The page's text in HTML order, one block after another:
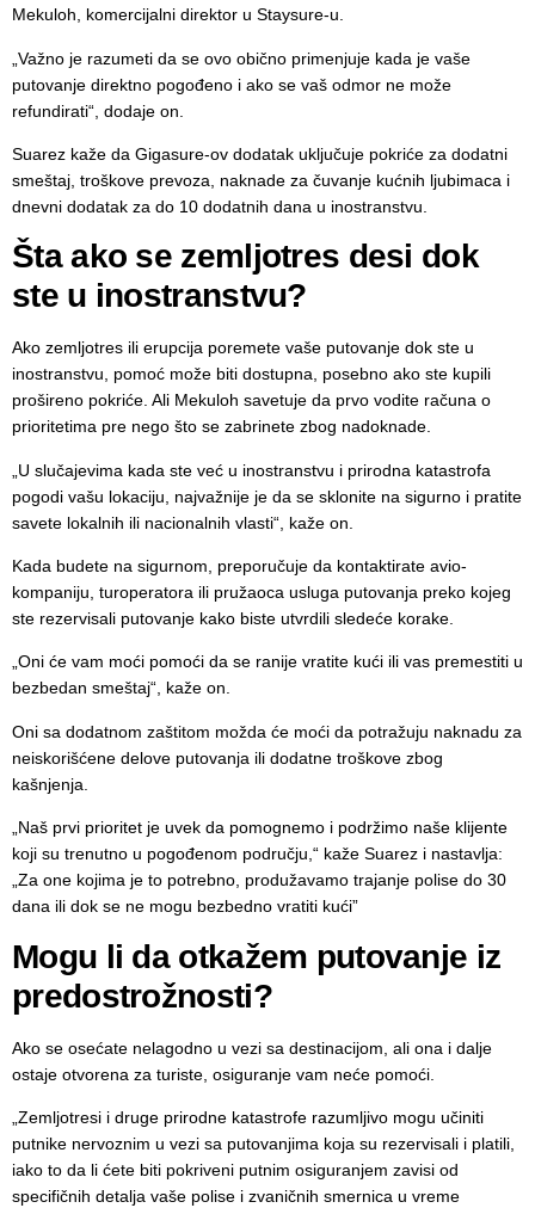
Mekuloh, komercijalni direktor u Staysure-u.
„Važno je razumeti da se ovo obično primenjuje kada je vaše
putovanje direktno pogođeno i ako se vaš odmor ne može
refundirati“, dodaje on.
Suarez kaže da Gigasure-ov dodatak uključuje pokriće za dodatni
smeštaj, troškove prevoza, naknade za čuvanje kućnih ljubimaca i
dnevni dodatak za do 10 dodatnih dana u inostranstvu.
Šta ako se zemljotres desi dok
ste u inostranstvu?
Ako zemljotres ili erupcija poremete vaše putovanje dok ste u
inostranstvu, pomoć može biti dostupna, posebno ako ste kupili
prošireno pokriće. Ali Mekuloh savetuje da prvo vodite računa o
prioritetima pre nego što se zabrinete zbog nadoknade.
„U slučajevima kada ste već u inostranstvu i prirodna katastrofa
pogodi vašu lokaciju, najvažnije je da se sklonite na sigurno i pratite
savete lokalnih ili nacionalnih vlasti“, kaže on.
Kada budete na sigurnom, preporučuje da kontaktirate avio-
kompaniju, turoperatora ili pružaoca usluga putovanja preko kojeg
ste rezervisali putovanje kako biste utvrdili sledeće korake.
„Oni će vam moći pomoći da se ranije vratite kući ili vas premestiti u
bezbedan smeštaj“, kaže on.
Oni sa dodatnom zaštitom možda će moći da potražuju naknadu za
neiskorišćene delove putovanja ili dodatne troškove zbog
kašnjenja.
„Naš prvi prioritet je uvek da pomognemo i podržimo naše klijente
koji su trenutno u pogođenom području,“ kaže Suarez i nastavlja:
„Za one kojima je to potrebno, produžavamo trajanje polise do 30
dana ili dok se ne mogu bezbedno vratiti kući”
Mogu li da otkažem putovanje iz
predostrožnosti?
Ako se osećate nelagodno u vezi sa destinacijom, ali ona i dalje
ostaje otvorena za turiste, osiguranje vam neće pomoći.
„Zemljotresi i druge prirodne katastrofe razumljivo mogu učiniti
putnike nervoznim u vezi sa putovanjima koja su rezervisali i platili,
iako to da li ćete biti pokriveni putnim osiguranjem zavisi od
specifičnih detalja vaše polise i zvaničnih smernica u vreme